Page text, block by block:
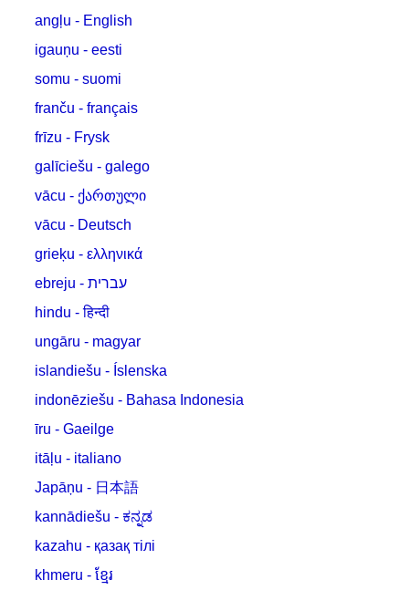
angļu - English
igauņu - eesti
somu - suomi
franču - français
frīzu - Frysk
galīciešu - galego
vācu - ქართული
vācu - Deutsch
grieķu - ελληνικά
ebreju - עברית
hindu - हिन्दी
ungāru - magyar
islandiešu - Íslenska
indonēziešu - Bahasa Indonesia
īru - Gaeilge
itāļu - italiano
Japāņu - 日本語
kannādiešu - ಕನ್ನಡ
kazahu - қазақ тілі
khmeru - ខ្មែរ